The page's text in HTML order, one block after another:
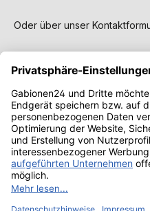
Oder über unser
Service
Gabionen
Wissen & Ratgeber